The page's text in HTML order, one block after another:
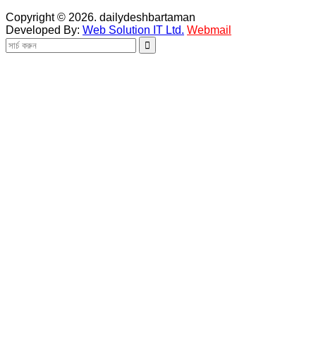
Copyright © 2026. dailydeshbartaman
Developed By: Web Solution IT Ltd. Webmail